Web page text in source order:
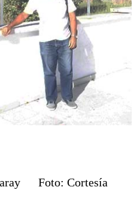
Foto: Cortesía